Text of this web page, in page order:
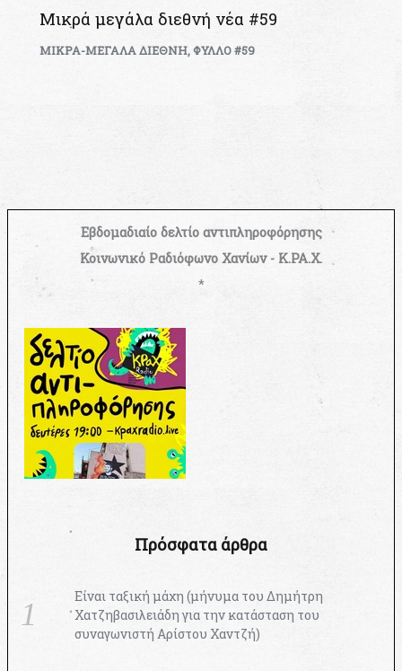
Μικρά μεγάλα διεθνή νέα #59
ΜΙΚΡΑ-ΜΕΓΑΛΑ ΔΙΕΘΝΗ,ΦΥΛΛΟ #59
Εβδομαδιαίο δελτίο αντιπληροφόρησης
Κοινωνικό Ραδιόφωνο Χανίων - Κ.ΡΑ.Χ.
*
Πρόσφατα άρθρα
Είναι ταξική μάχη (μήνυμα του Δημήτρη
Χατζηβασιλειάδη για την κατάσταση του
συναγωνιστή Αρίστου Χαντζή)